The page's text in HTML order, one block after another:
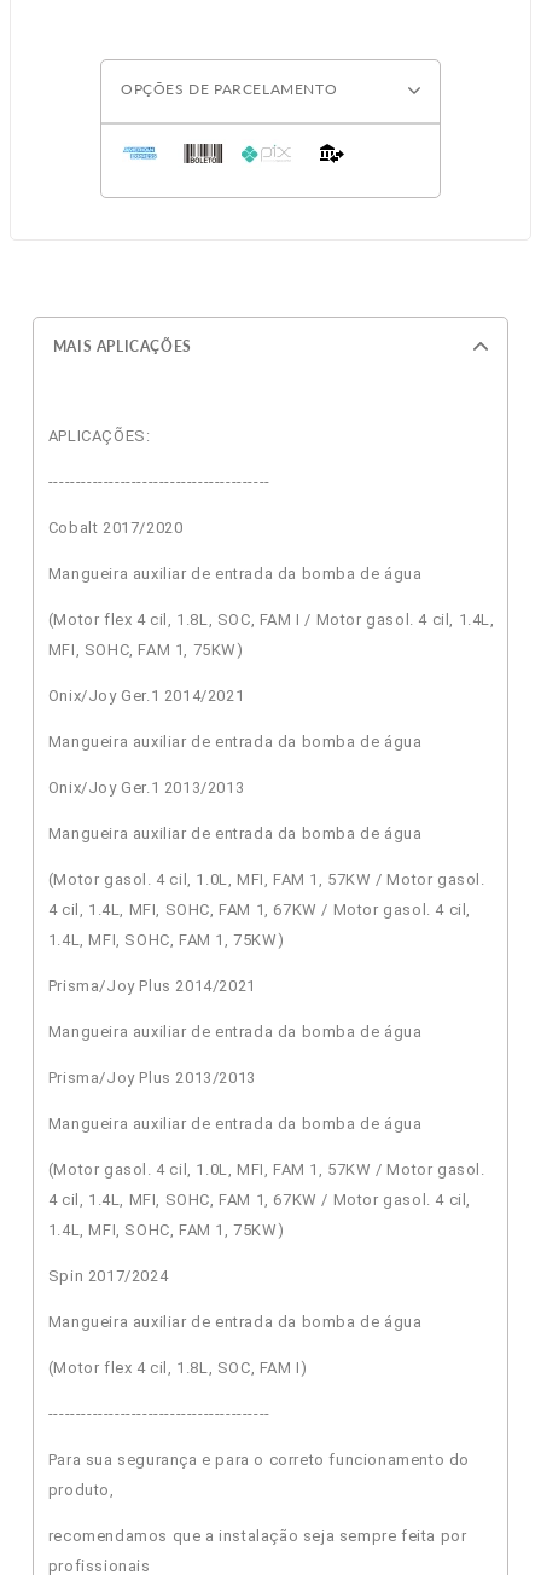
OPÇÕES DE PARCELAMENTO
MAIS APLICAÇÕES
APLICAÇÕES:
----------------------------------------
Cobalt 2017/2020
Mangueira auxiliar de entrada da bomba de água
(Motor flex 4 cil, 1.8L, SOC, FAM I / Motor gasol. 4 cil, 1.4L,
MFI, SOHC, FAM 1, 75KW)
Onix/Joy Ger.1 2014/2021
Mangueira auxiliar de entrada da bomba de água
Onix/Joy Ger.1 2013/2013
Mangueira auxiliar de entrada da bomba de água
(Motor gasol. 4 cil, 1.0L, MFI, FAM 1, 57KW / Motor gasol.
4 cil, 1.4L, MFI, SOHC, FAM 1, 67KW / Motor gasol. 4 cil,
1.4L, MFI, SOHC, FAM 1, 75KW)
Prisma/Joy Plus 2014/2021
Mangueira auxiliar de entrada da bomba de água
Prisma/Joy Plus 2013/2013
Mangueira auxiliar de entrada da bomba de água
(Motor gasol. 4 cil, 1.0L, MFI, FAM 1, 57KW / Motor gasol.
4 cil, 1.4L, MFI, SOHC, FAM 1, 67KW / Motor gasol. 4 cil,
1.4L, MFI, SOHC, FAM 1, 75KW)
Spin 2017/2024
Mangueira auxiliar de entrada da bomba de água
(Motor flex 4 cil, 1.8L, SOC, FAM I)
----------------------------------------
Para sua segurança e para o correto funcionamento do
produto,
recomendamos que a instalação seja sempre feita por
profissionais